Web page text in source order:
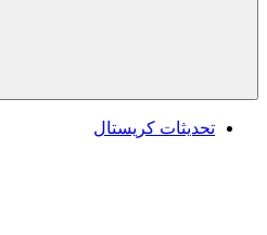
تحديثات كريستال